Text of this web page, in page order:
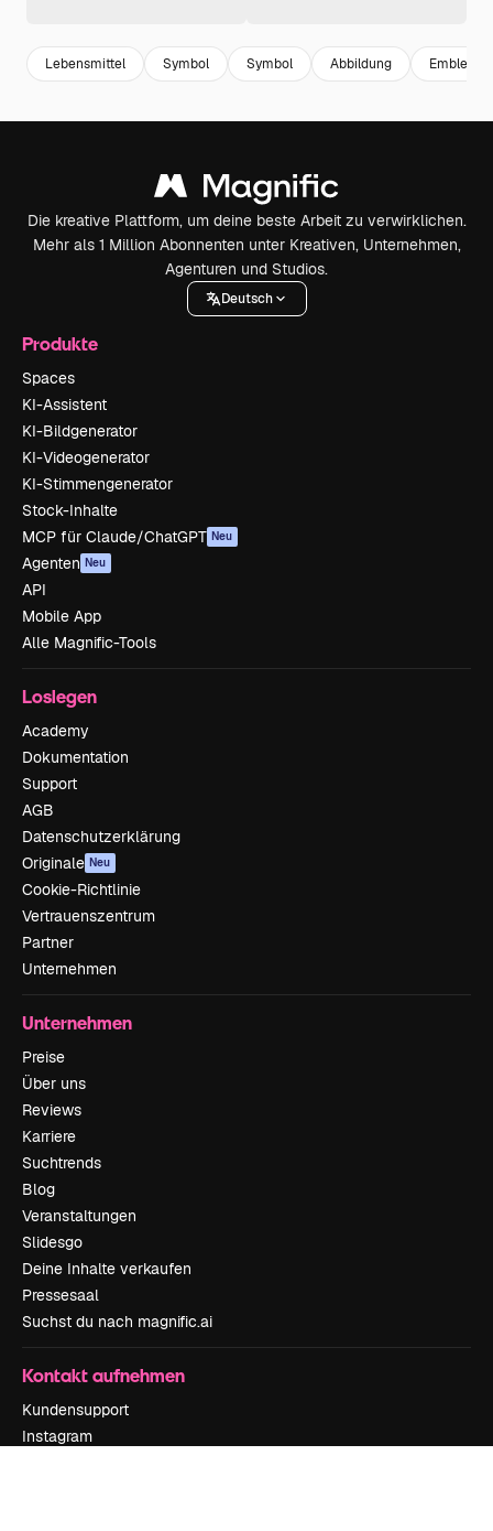
Lebensmittel Symbol Symbol Abbildung Emblem
Die kreative Plattform, um deine beste Arbeit zu verwirklichen.
Mehr als 1 Million Abonnenten unter Kreativen, Unternehmen,
Agenturen und Studios.
Deutsch
Produkte
Spaces
KI-Assistent
KI-Bildgenerator
KI-Videogenerator
KI-Stimmengenerator
Stock-Inhalte
MCP für Claude/ChatGPT Neu
Agenten Neu
API
Mobile App
Alle Magnific-Tools
Loslegen
Academy
Dokumentation
Support
AGB
Datenschutzerklärung
Originale Neu
Cookie-Richtlinie
Vertrauenszentrum
Partner
Unternehmen
Unternehmen
Preise
Über uns
Reviews
Karriere
Suchtrends
Blog
Veranstaltungen
Slidesgo
Deine Inhalte verkaufen
Pressesaal
Suchst du nach magnific.ai
Kontakt aufnehmen
Kundensupport
Instagram